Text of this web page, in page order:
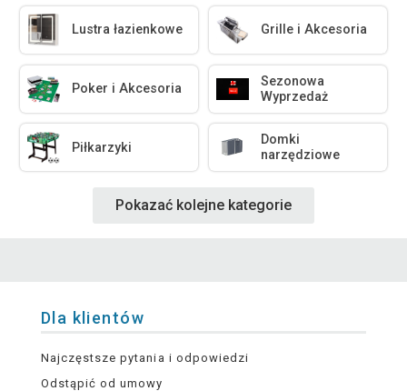
Lustra łazienkowe Grille i Akcesoria
Poker i Akcesoria
Sezonowa
Wyprzedaż
Piłkarzyki
Domki
narzędziowe
Pokazać kolejne kategorie
Dla klientów
Najczęstsze pytania i odpowiedzi
Odstąpić od umowy